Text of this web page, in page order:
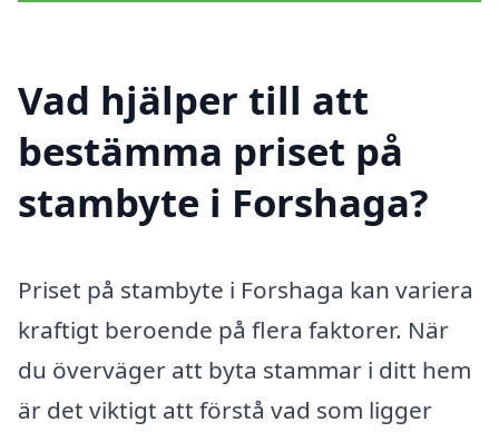
Vad hjälper till att
bestämma priset på
stambyte i Forshaga?
Priset på stambyte i Forshaga kan variera
kraftigt beroende på flera faktorer. När
du överväger att byta stammar i ditt hem
är det viktigt att förstå vad som ligger